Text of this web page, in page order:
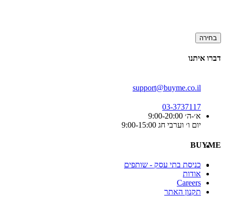
בחירה
דברו איתנו
support@buyme.co.il
03-3737117
א׳-ה׳ 9:00-20:00
יום ו׳ וערבי חג 9:00-15:00
BUYME
כניסת בתי עסק - שותפים
אודות
Careers
תקנון האתר